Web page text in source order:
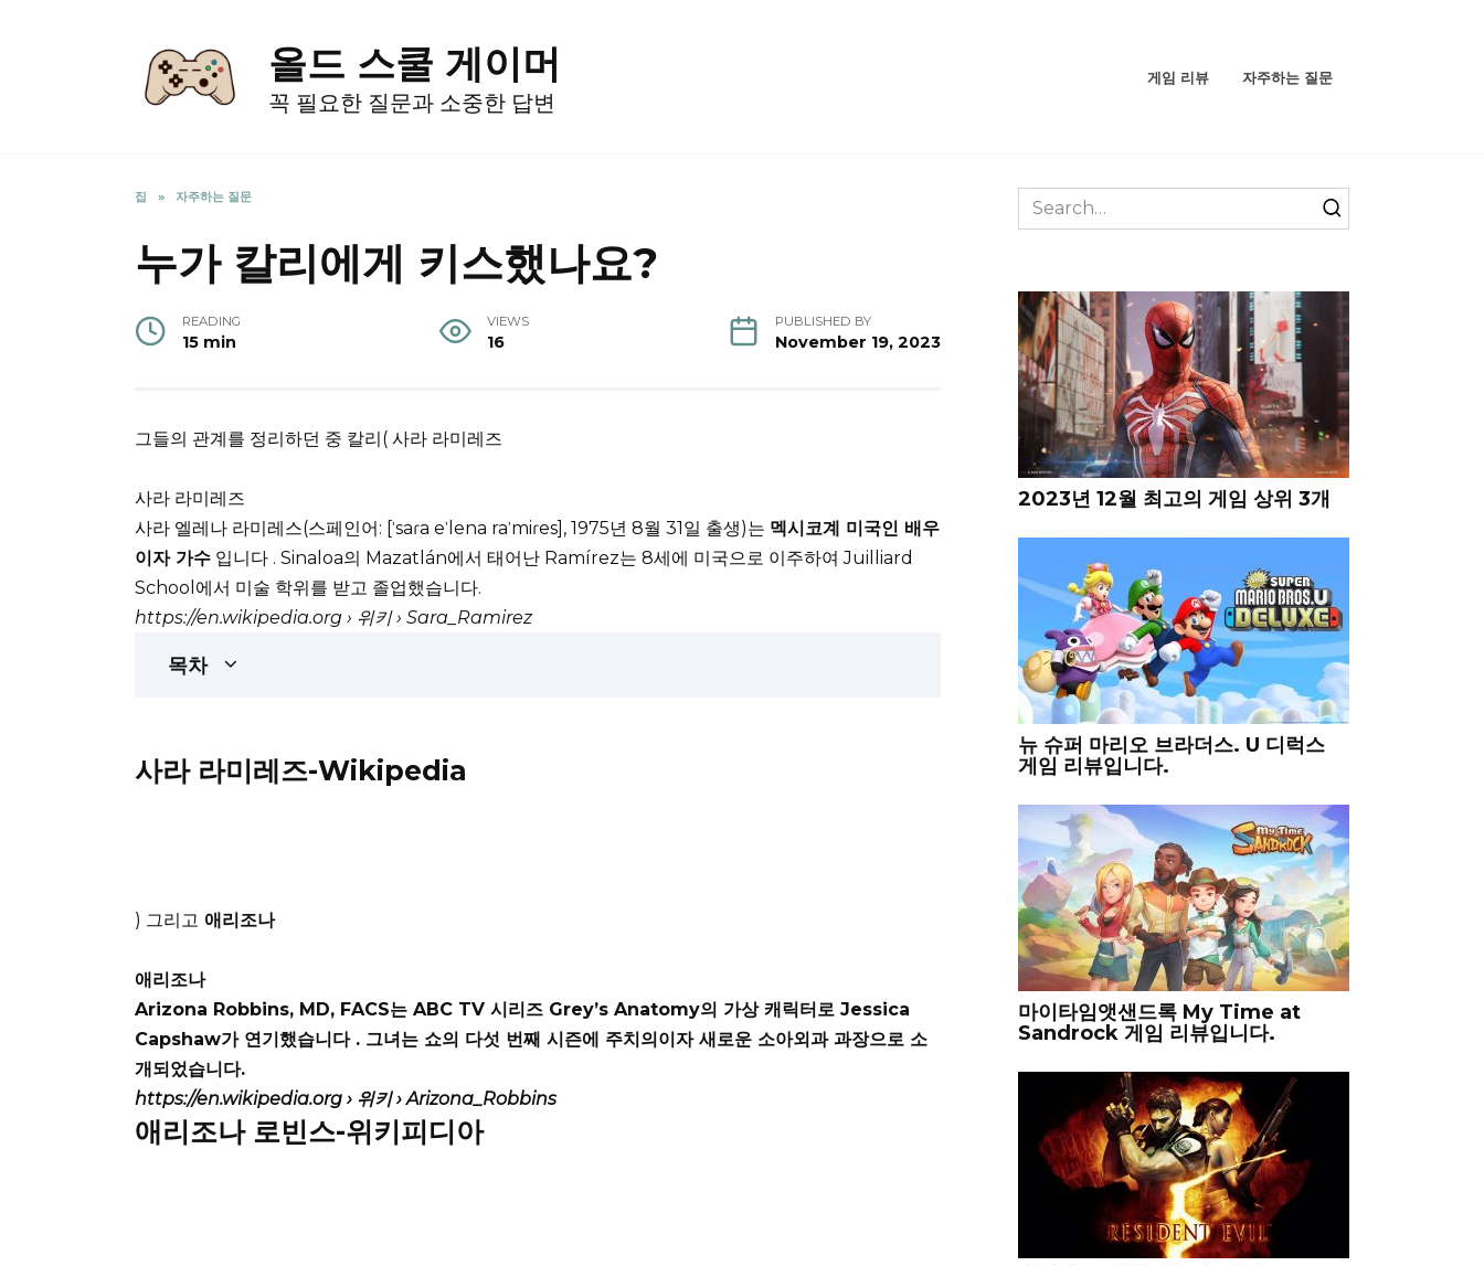
올드 스쿨 게이머
꼭 필요한 질문과 소중한 답변
게임 리뷰 자주하는 질문
집 » 자주하는 질문
누가 칼리에게 키스했나요?
READING
15 min
VIEWS
16
PUBLISHED BY
November 19, 2023
그들의 관계를 정리하던 중 칼리( 사라 라미레즈
사라 라미레즈
사라 엘레나 라미레스(스페인어: [ˈsaɾa eˈlena raˈmiɾes], 1975년 8월 31일 출생)는 멕시코계 미국인 배우
이자 가수 입니다 . Sinaloa의 Mazatlán에서 태어난 Ramírez는 8세에 미국으로 이주하여 Juilliard
School에서 미술 학위를 받고 졸업했습니다.
https://en.wikipedia.org › 위키 › Sara_Ramirez
목차
사라 라미레즈-Wikipedia
) 그리고 애리조나
애리조나
Arizona Robbins, MD, FACS는 ABC TV 시리즈 Grey’s Anatomy의 가상 캐릭터로 Jessica
Capshaw가 연기했습니다. 그녀는 쇼의 다섯 번째 시즌에 주치의이자 새로운 소아외과 과장으로 소
개되었습니다.
https://en.wikipedia.org › 위키 › Arizona_Robbins
애리조나 로빈스-위키피디아
Search
for:
2023년 12월 최고의 게임 상위 3개
뉴 슈퍼 마리오 브라더스. U 디럭스
게임 리뷰입니다.
마이타임앳샌드록 My Time at
Sandrock 게임 리뷰입니다.